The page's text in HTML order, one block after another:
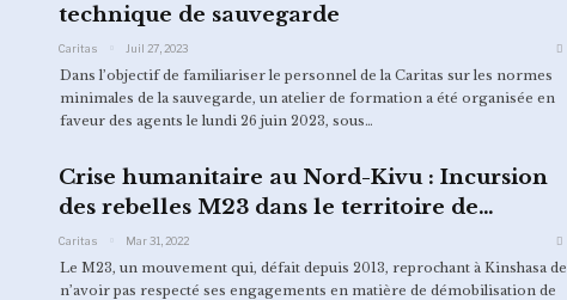
technique de sauvegarde
Caritas Juil 27, 2023
Dans l’objectif de familiariser le personnel de la Caritas sur les normes
minimales de la sauvegarde, un atelier de formation a été organisée en
faveur des agents le lundi 26 juin 2023, sous…
Crise humanitaire au Nord-Kivu : Incursion
des rebelles M23 dans le territoire de…
Caritas Mar 31, 2022
Le M23, un mouvement qui, défait depuis 2013, reprochant à Kinshasa de
n’avoir pas respecté ses engagements en matière de démobilisation de